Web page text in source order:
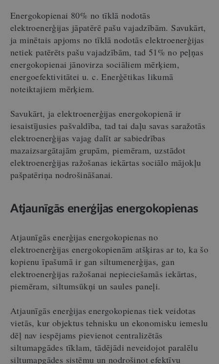
Energokopienai 80% no tīklā nodotās
elektroenerģijas jāpatērē pašu vajadzībām. Savukārt,
ja minētais apjoms no tīklā nodotās elektroenerģijas
netiek patērēts pašu vajadzībām, tad 51% no peļņas
energokopienai jānovirza sociāliem mērķiem,
energoefektivitātei u. c. Enerģētikas likumā
noteiktajiem mērķiem.
Savukārt, ja elektroenerģijas energokopienā ir
iesaistījusies pašvaldība, tad tai daļu savas saražotās
elektroenerģijas vajag dalīt ar sabiedrības
mazaizsargātajām grupām, piemēram, uzstādot
elektroenerģijas ražošanas iekārtas sociālo mājokļu
pašpatēriņa nodrošināšanai.
Atjaunīgās enerģijas energokopienas
Atjaunīgās enerģijas energokopienas no
elektroenerģijas energokopienām atšķiras ar to, ka šo
kopienu īpašumā ir gan siltumenerģijas, gan
elektroenerģijas ražošanai nepieciešamās iekārtas,
piemēram, siltumsūkņi un saules paneļi.
Atjaunīgās enerģijas energokopienas tiek veidotas
vietās, kur objektus tehnisku un ekonomisku iemeslu
dēļ nav iespējams pievienot centralizētās
siltumapgādes tīklam, tādējādi neveidojot paralēlu
siltumapgādes sistēmu un nodrošinot efektīvu